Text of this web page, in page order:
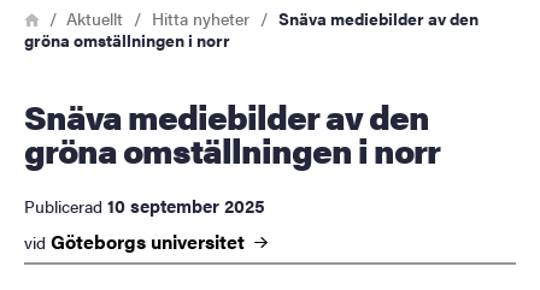
Länkstig
HemAktuellt Hitta nyheter
Snäva mediebilder av den
gröna omställningen i norr
Snäva mediebilder av den
gröna omställningen i norr
Publicerad 10 september 2025
vid Göteborgs universitet